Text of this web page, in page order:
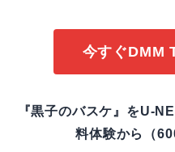
今すぐDMM
『黒子のバスケ』をU-
料体験から（